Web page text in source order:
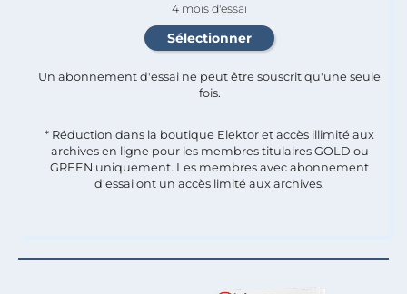
4 mois d'essai
Un abonnement d'essai ne peut être souscrit qu'une seule
fois.​
* Réduction dans la boutique Elektor et accès illimité aux
archives en ligne pour les membres titulaires GOLD ou
GREEN uniquement. Les membres avec abonnement
d'essai ont un accès limité aux archives.